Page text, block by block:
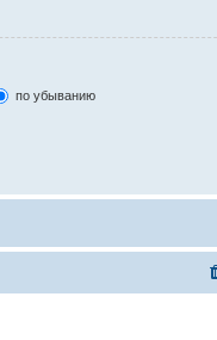
по убыванию